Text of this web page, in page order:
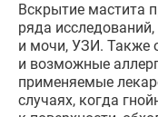
Вскрытие мастита
ряда
и мочи, УЗИ. Также
и возможные
применяемые
случаях, когда